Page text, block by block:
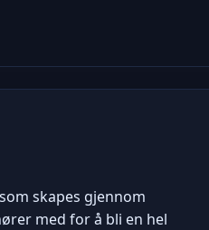
skapes gjennom
med for å bli en hel